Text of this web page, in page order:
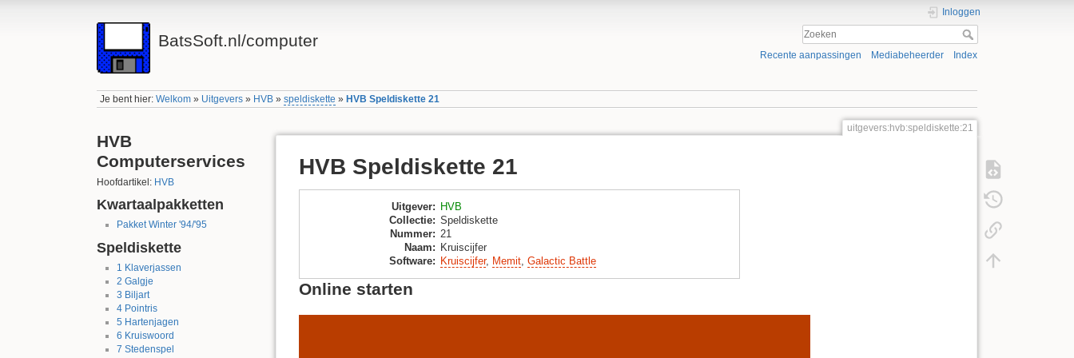
BatsSoft.nl/computer
Inloggen
Recente aanpassingen Mediabeheerder Index
Je bent hier:Welkom » Uitgevers » HVB »speldiskette » HVB Speldiskette 21
HVB
Computerservices
Hoofdartikel: HVB
Kwartaalpakketten
Pakket Winter '94/'95
Speldiskette
1 Klaverjassen
2 Galgje
3 Biljart
4 Pointris
5 Hartenjagen
6 Kruiswoord
7 Stedenspel
uitgevers:hvb:speldiskette:21
HVB Speldiskette 21
Uitgever:
HVB
Collectie: Speldiskette
Nummer: 21
Naam:
Kruiscijfer
Software: Kruiscijfer, Memit ,Galactic Battle
Online starten